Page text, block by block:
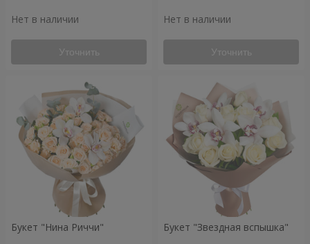
Нет в наличии
Уточнить
Нет в наличии
Уточнить
Букет "Нина Риччи" Букет "Звездная вспышка"